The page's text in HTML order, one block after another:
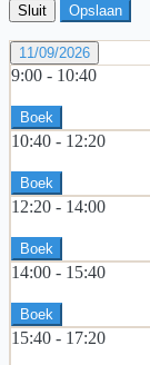
Sluit Opslaan
11/09/2026
9:00 - 10:40
Boek
10:40 - 12:20
Boek
12:20 - 14:00
Boek
14:00 - 15:40
Boek
15:40 - 17:20